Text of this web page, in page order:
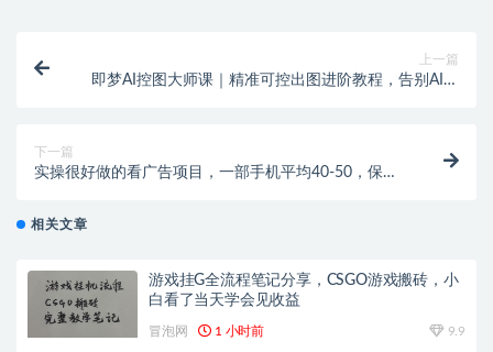
上一篇
即梦AI控图大师课｜精准可控出图进阶教程，告别AI乱
下一篇
实操很好做的看广告项目，一部手机平均40-50，保底
相关文章
游戏挂G全流程笔记分享，CSGO游戏搬砖，小
白看了当天学会见收益
冒泡网 1 小时前 9.9